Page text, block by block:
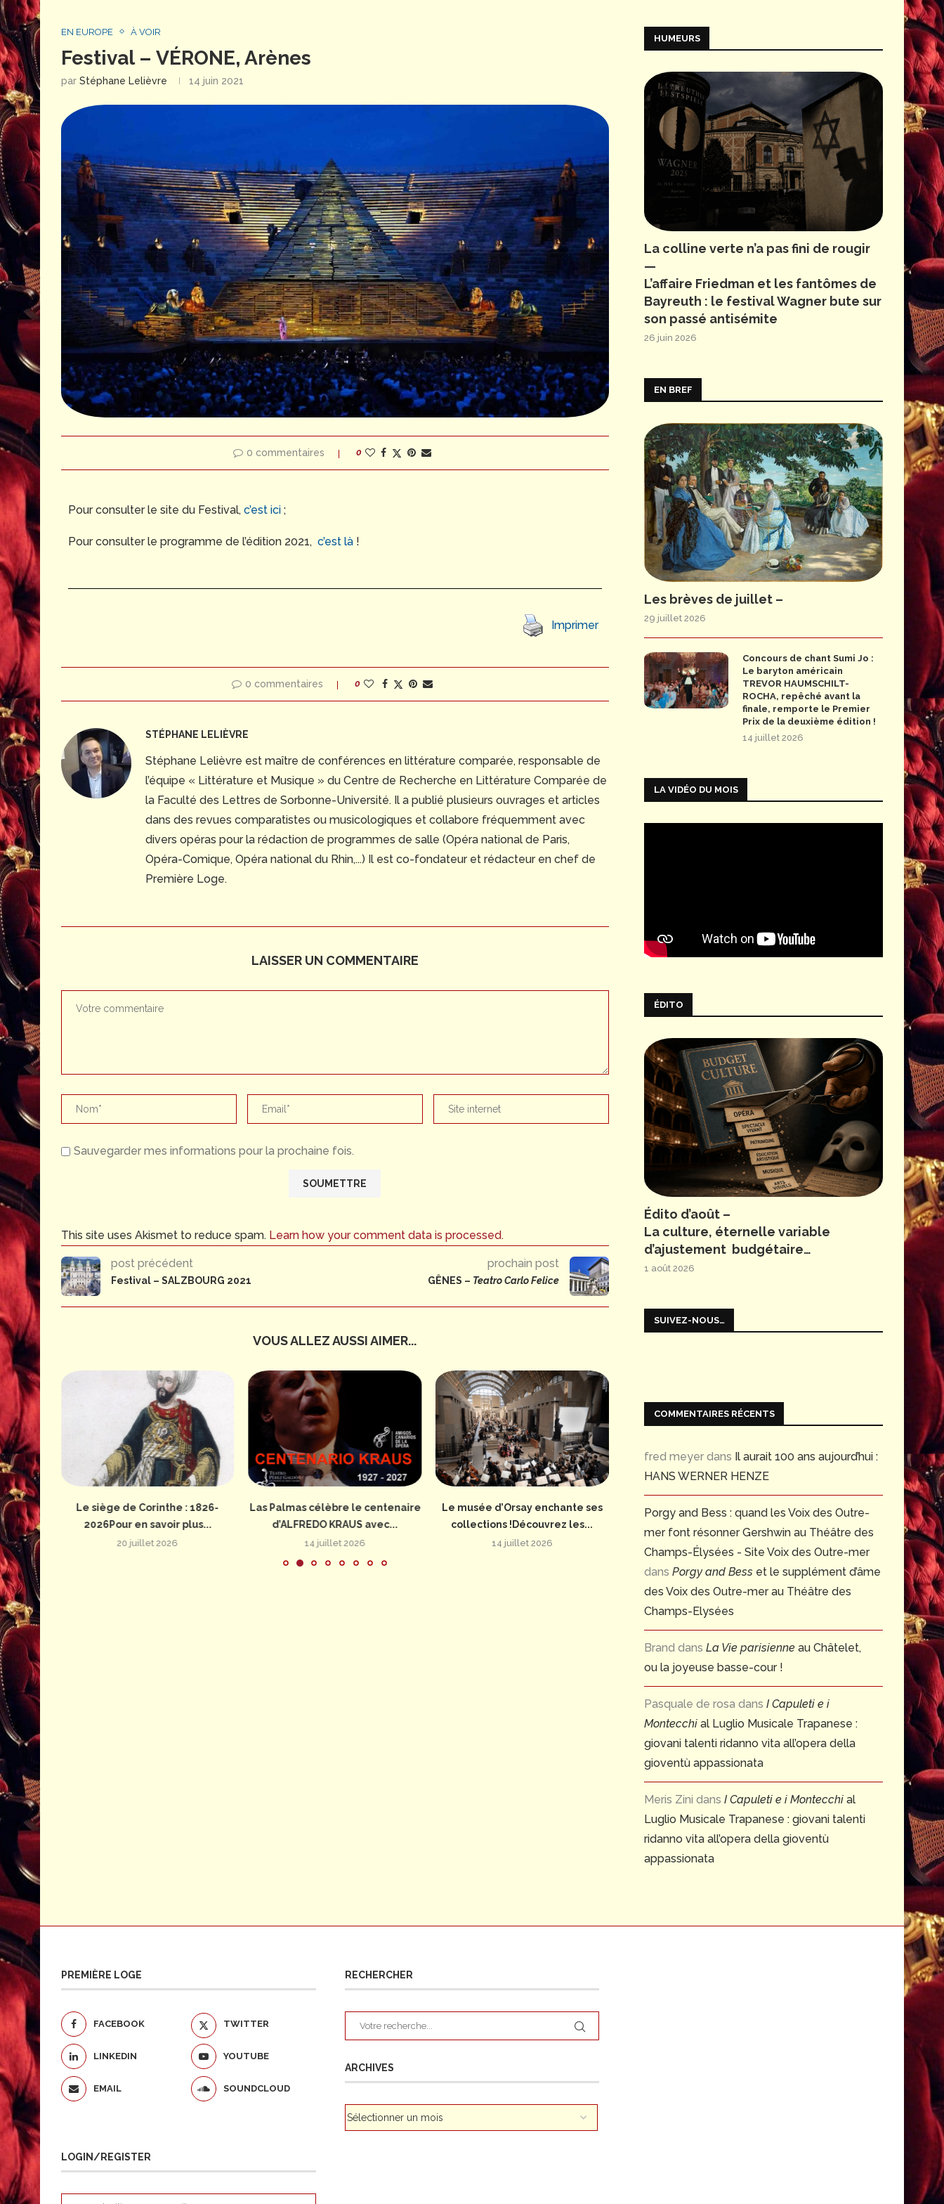
EN EUROPE À VOIR
Festival – VÉRONE, Arènes
par Stéphane Lelièvre 14 juin 2021
0 commentaires 0
Pour consulter le site du Festival, c’est ici ;
Pour consulter le programme de l’édition 2021, c’est là !
Imprimer
0 commentaires 0
STÉPHANE LELIÈVRE
Stéphane Lelièvre est maître de conférences en littérature comparée, responsable de
l’équipe « Littérature et Musique » du Centre de Recherche en Littérature Comparée de
la Faculté des Lettres de Sorbonne-Université. Il a publié plusieurs ouvrages et articles
dans des revues comparatistes ou musicologiques et collabore fréquemment avec
divers opéras pour la rédaction de programmes de salle (Opéra national de Paris,
Opéra-Comique, Opéra national du Rhin,...) Il est co-fondateur et rédacteur en chef de
Première Loge.
LAISSER UN COMMENTAIRE
Sauvegarder mes informations pour la prochaine fois.
This site uses Akismet to reduce spam. Learn how your comment data is processed.
post précédent
Festival – SALZBOURG 2021
prochain post
GÊNES – Teatro Carlo Felice
VOUS ALLEZ AUSSI AIMER...
1826-
Le siège de Corinthe : 1826-
2026Pour en savoir plus...
20 juillet 2026
Las Palmas célèbre le centenaire
d’ALFREDO KRAUS avec...
14 juillet 2026
Le musée d’Orsay enchante ses
collections !Découvrez les...
14 juillet 2026
Le siège de Corinthe : 1826-
13 juillet 2026
OPERAFEST 2026 –
DE TURANDOT &
VARIATIONS
1 juillet 2026
HUMEURS
La colline verte n’a pas fini de rougir
—
L’affaire Friedman et les fantômes de
Bayreuth : le festival Wagner bute sur
son passé antisémite
26 juin 2026
EN BREF
Les brèves de juillet –
29 juillet 2026
Concours de chant Sumi Jo :
Le baryton américain
TREVOR HAUMSCHILT-
ROCHA, repêché avant la
finale, remporte le Premier
Prix de la deuxième édition !
14 juillet 2026
LA VIDÉO DU MOIS
ÉDITO
Édito d’août –
La culture, éternelle variable
d’ajustement budgétaire…
1 août 2026
SUIVEZ-NOUS…
COMMENTAIRES RÉCENTS
fred meyer dans Il aurait 100 ans aujourd’hui :
HANS WERNER HENZE
Porgy and Bess : quand les Voix des Outre-
mer font résonner Gershwin au Théâtre des
Champs-Élysées - Site Voix des Outre-mer
dans Porgy and Bess et le supplément d’âme
des Voix des Outre-mer au Théâtre des
Champs-Elysées
Brand dans La Vie parisienne au Châtelet,
ou la joyeuse basse-cour !
Pasquale de rosa dans I Capuleti e i
Montecchi al Luglio Musicale Trapanese :
giovani talenti ridanno vita all’opera della
gioventù appassionata
Meris Zini dans I Capuleti e i Montecchi al
Luglio Musicale Trapanese : giovani talenti
ridanno vita all’opera della gioventù
appassionata
PREMIÈRE LOGE
FACEBOOK TWITTER
LINKEDIN YOUTUBE
EMAIL SOUNDCLOUD
LOGIN/REGISTER
RECHERCHER
ARCHIVES